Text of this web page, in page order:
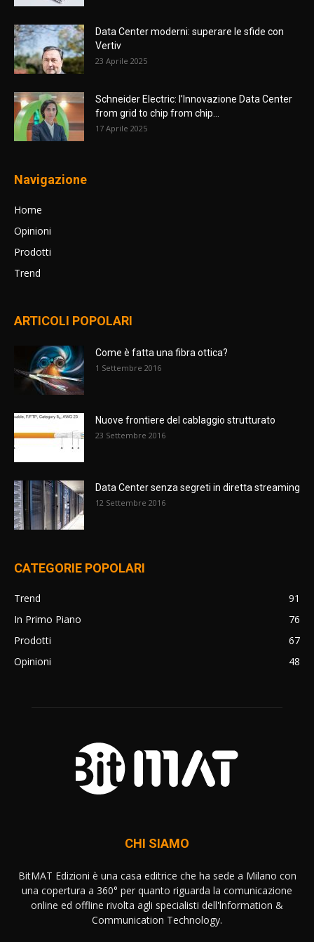
Data Center moderni: superare le sfide con
Vertiv
23 Aprile 2025
Schneider Electric: l’Innovazione Data Center
from grid to chip from chip...
17 Aprile 2025
Navigazione
Home
Opinioni
Prodotti
Trend
ARTICOLI POPOLARI
Come è fatta una fibra ottica?
1 Settembre 2016
Nuove frontiere del cablaggio strutturato
23 Settembre 2016
Data Center senza segreti in diretta streaming
12 Settembre 2016
CATEGORIE POPOLARI
Trend
91
In Primo Piano
76
Prodotti
67
Opinioni
48
CHI SIAMO
BitMAT Edizioni è una casa editrice che ha sede a Milano con
una copertura a 360° per quanto riguarda la comunicazione
online ed offline rivolta agli specialisti dell'lnformation &
Communication Technology.